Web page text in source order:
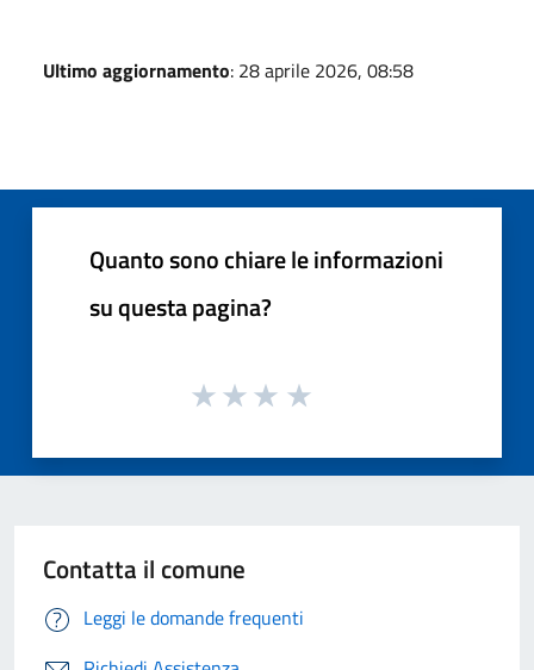
Ultimo aggiornamento: 28 aprile 2026, 08:58
Quanto sono chiare le informazioni
su questa pagina?
Contatta il comune
Leggi le domande frequenti